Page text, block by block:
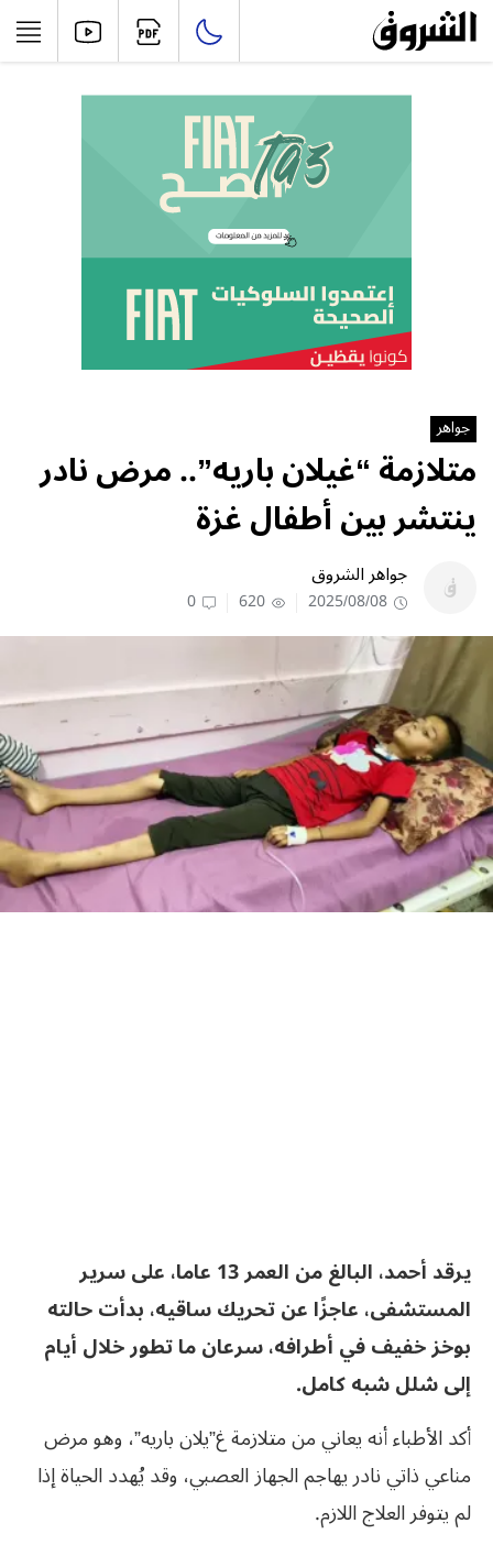
جواهر
متلازمة “غيلان باريه”.. مرض نادر
ينتشر بين أطفال غزة
جواهر الشروق
2025/08/08
620
0
يرقد أحمد، البالغ من العمر 13 عاما، على سرير
المستشفى، عاجزًا عن تحريك ساقيه، بدأت حالته
بوخز خفيف في أطرافه، سرعان ما تطور خلال أيام
إلى شلل شبه كامل.
أكد الأطباء أنه يعاني من متلازمة غ”يلان باريه”، وهو مرض
مناعي ذاتي نادر يهاجم الجهاز العصبي، وقد يُهدد الحياة إذا
لم يتوفر العلاج اللازم.